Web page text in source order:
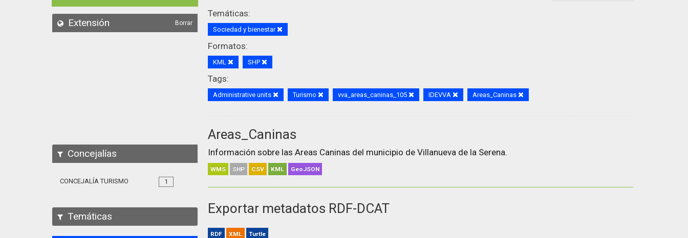
Extensión Borrar
Concejalías
1
CONCEJALÍA TURISMO
Temáticas
Temáticas:
Sociedad y bienestar
Formatos:
KML SHP
Tags:
Administrative units Turismo vva_areas_caninas_105 IDEVVA Areas_Caninas
Areas_Caninas
Información sobre las Areas Caninas del municipio de Villanueva de la Serena.
WMS SHP CSV KML GeoJSON
Exportar metadatos RDF-DCAT
RDF XML Turtle